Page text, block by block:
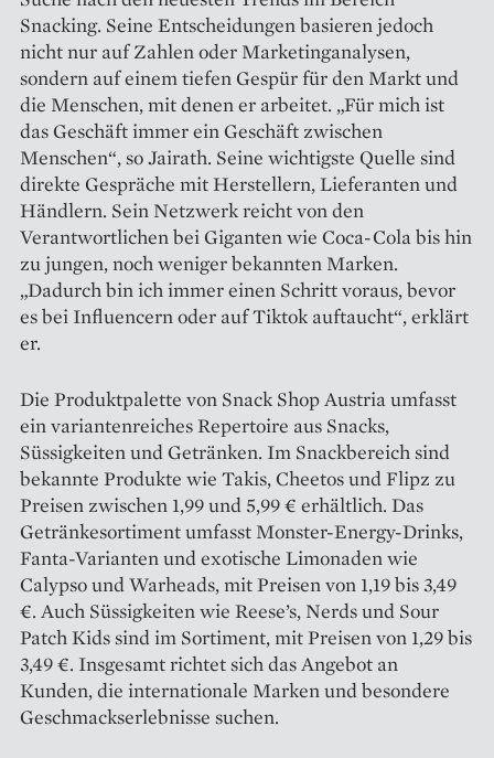
Snacking. Seine Entscheidungen basieren jedoch
nicht nur auf Zahlen oder Marketinganalysen,
sondern auf einem tiefen Gespür für den Markt und
die Menschen, mit denen er arbeitet. „Für mich ist
das Geschäft immer ein Geschäft zwischen
Menschen“, so Jairath. Seine wichtigste Quelle sind
direkte Gespräche mit Herstellern, Lieferanten und
Händlern. Sein Netzwerk reicht von den
Verantwortlichen bei Giganten wie Coca-Cola bis hin
zu jungen, noch weniger bekannten Marken.
„Dadurch bin ich immer einen Schritt voraus, bevor
es bei Influencern oder auf Tiktok auftaucht“, erklärt
er.
Die Produktpalette von Snack Shop Austria umfasst
ein variantenreiches Repertoire aus Snacks,
Süssigkeiten und Getränken. Im Snackbereich sind
bekannte Produkte wie Takis, Cheetos und Flipz zu
Preisen zwischen 1,99 und 5,99 € erhältlich. Das
Getränkesortiment umfasst Monster-Energy-Drinks,
Fanta-Vari­anten und exotische Limonaden wie
Calypso und Warheads, mit Preisen von 1,19 bis 3,49
€. Auch Süssigkeiten wie Reese’s, Nerds und Sour
Patch Kids sind im Sortiment, mit Preisen von 1,29 bis
3,49 €. Insgesamt richtet sich das Angebot an
Kunden, die internationale Marken und besondere
Geschmackserlebnisse suchen.